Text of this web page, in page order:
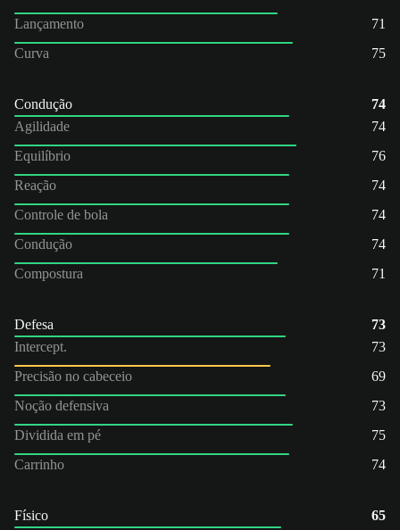
Lançamento
71
Curva
75
Condução
74
Agilidade
74
Equilíbrio
76
Reação
74
Controle de bola
74
Condução
74
Compostura
71
Defesa
73
Intercept.
73
Precisão no cabeceio
69
Noção defensiva
73
Dividida em pé
75
Carrinho
74
Físico
65